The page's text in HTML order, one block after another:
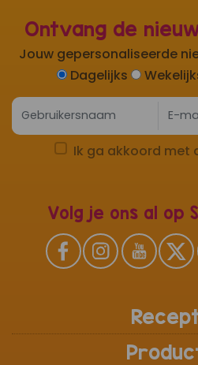
Ontvang de
Jouw gepersonaliseerde
Dagelijks
Ik ga akkoord met
Volg je ons al op